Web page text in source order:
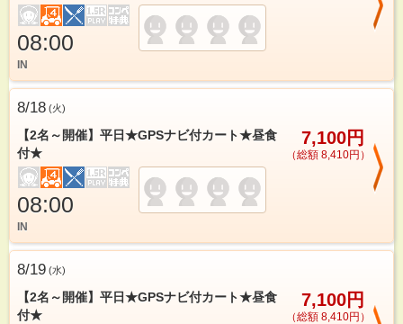
08:00
IN
8/18 (火)
【2名～開催】平日★GPSナビ付カート★昼食
付★
7,100円
（総額 8,410円）
08:00
IN
8/19 (水)
【2名～開催】平日★GPSナビ付カート★昼食
付★
7,100円
（総額 8,410円）